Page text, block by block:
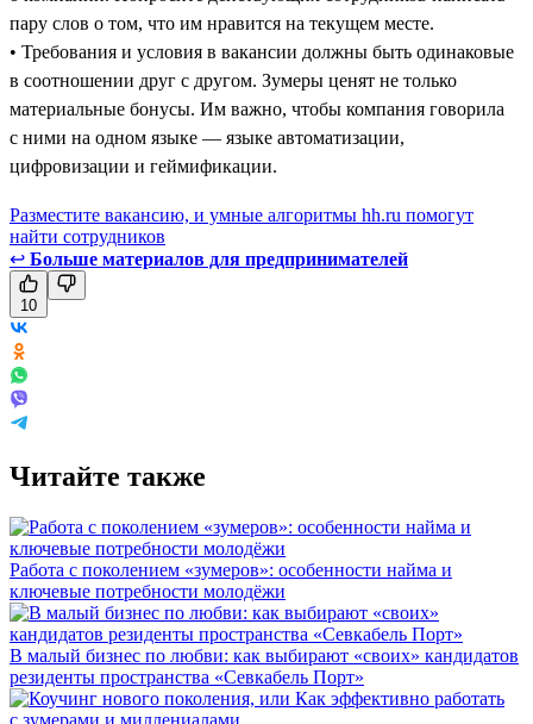
пару слов о том, что им нравится на текущем месте.
• Требования и условия в вакансии должны быть одинаковые
в соотношении друг с другом. Зумеры ценят не только
материальные бонусы. Им важно, чтобы компания говорила
с ними на одном языке — языке автоматизации,
цифровизации и геймификации.
Разместите вакансию, и умные алгоритмы hh.ru помогут
найти сотрудников
↩ Больше материалов для предпринимателей
10
Читайте также
Работа с поколением «зумеров»: особенности найма и
ключевые потребности молодёжи
В малый бизнес по любви: как выбирают «своих» кандидатов
резиденты пространства «Севкабель Порт»